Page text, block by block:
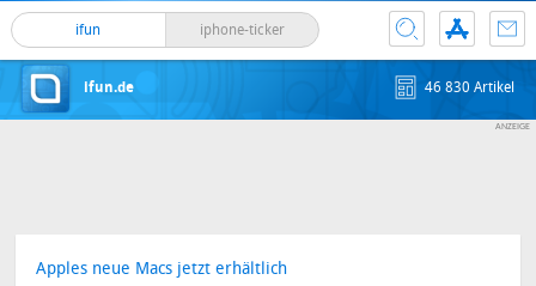
ifun iphone-ticker
ifun.de 46 830 Artikel
Apples neue Macs jetzt erhältlich